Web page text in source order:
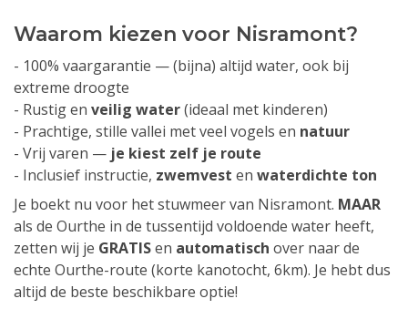
Waarom kiezen voor Nisramont?
- 100% vaargarantie — (bijna) altijd water, ook bij
extreme droogte
- Rustig en veilig water(ideaal met kinderen)
- Prachtige, stille vallei met veel vogels en natuur
- Vrij varen — je kiest zelf je route
- Inclusief instructie, zwemvest en waterdichte ton
Je boekt nu voor het stuwmeer van Nisramont. MAAR
als de Ourthe in de tussentijd voldoende water heeft,
zetten wij je GRATISen automatisch over naar de
echte Ourthe-route (korte kanotocht, 6km). Je hebt dus
altijd de beste beschikbare optie!